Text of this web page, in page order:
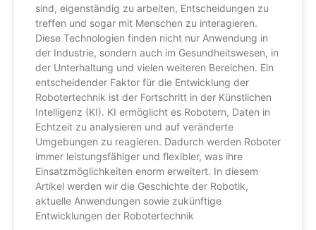
sind, eigenständig zu arbeiten, Entscheidungen zu
treffen und sogar mit Menschen zu interagieren.
Diese Technologien finden nicht nur Anwendung in
der Industrie, sondern auch im Gesundheitswesen, in
der Unterhaltung und vielen weiteren Bereichen. Ein
entscheidender Faktor für die Entwicklung der
Robotertechnik ist der Fortschritt in der Künstlichen
Intelligenz (KI). KI ermöglicht es Robotern, Daten in
Echtzeit zu analysieren und auf veränderte
Umgebungen zu reagieren. Dadurch werden Roboter
immer leistungsfähiger und flexibler, was ihre
Einsatzmöglichkeiten enorm erweitert. In diesem
Artikel werden wir die Geschichte der Robotik,
aktuelle Anwendungen sowie zukünftige
Entwicklungen der Robotertechnik